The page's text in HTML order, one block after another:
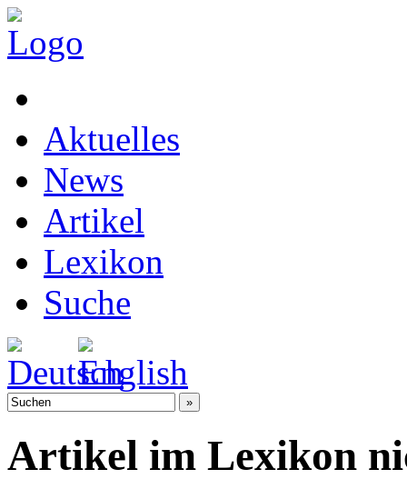
Aktuelles
News
Artikel
Lexikon
Suche
Artikel im Lexikon